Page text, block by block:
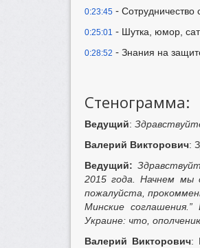
0:23:45 -
0:25:01 - Шутка, юмор,
0:28:52 - Знания на
Стенограмма:
Ведущий:
Валерий Викторович:
Ведущий:
2015 года. Начнем мы
пожалуйста,
Минские
Украине: что,
Валерий Викторович: